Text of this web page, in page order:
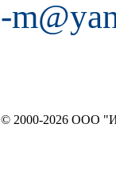
"ИНТЕРЬЕР`c"